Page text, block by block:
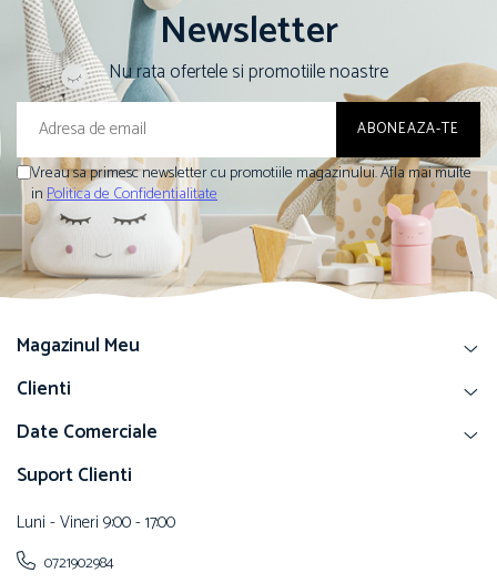
Newsletter
Nu rata ofertele si promotiile noastre
Vreau sa primesc newsletter cu promotiile magazinului. Afla mai multe
inPolitica de Confidentialitate
Magazinul Meu
Clienti
Date Comerciale
Suport Clienti
Luni - Vineri 9:00 - 17:00
0721902984